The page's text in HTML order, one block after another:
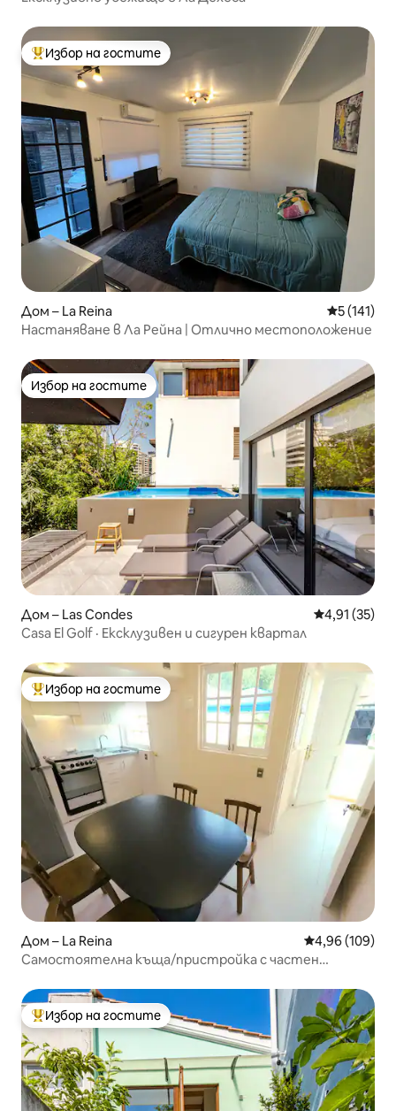
Най-популярен избор на гостите
Избор на гостите
Дом – La Reina Средна
5 (141)
Настаняване в Ла Рейна | Отлично местоположение
Избор на гостите
Избор на гостите
Дом – Las Condes Средна
4,91 (35)
Casa El Golf · Ексклузивен и сигурен квартал
Най-популярен избор на гостите
Избор на гостите
Дом – La Reina Средна
4,96 (109)
Самостоятелна къща/пристройка с частен
Най-популярен избор на гостите
Избор на гостите